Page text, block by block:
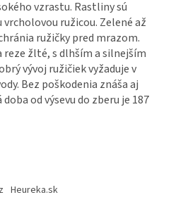
vzrastu. Rastliny sú
ružicou. Zelené až
ružičky pred mrazom.
reze žlté, s dlhším a silnejším
vývoj ružičiek vyžaduje v
Bez poškodenia znáša aj
od výsevu do zberu je 187
Heureka.sk